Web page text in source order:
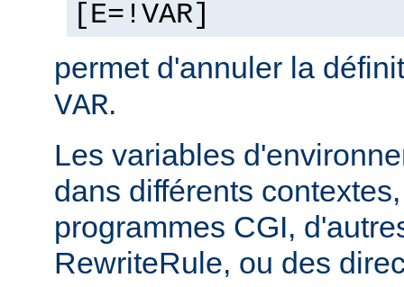
[E=!VAR]
permet d'annuler la
VAR.
Les variables
dans différents
programmes CGI,
RewriteRule, ou des